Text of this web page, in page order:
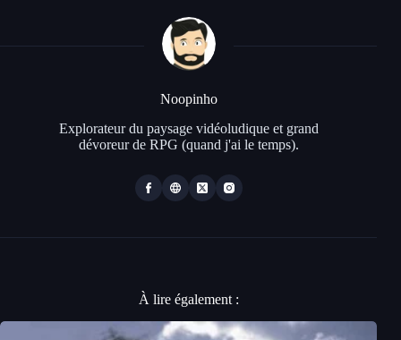
Noopinho
Explorateur du paysage vidéoludique et grand
dévoreur de RPG (quand j'ai le temps).
À lire également :